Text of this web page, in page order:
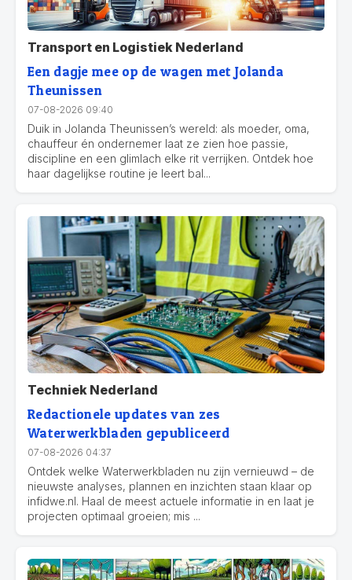
Transport en Logistiek Nederland
Een dagje mee op de wagen met Jolanda
Theunissen
07-08-2026 09:40
Duik in Jolanda Theunissen’s wereld: als moeder, oma,
chauffeur én ondernemer laat ze zien hoe passie,
discipline en een glimlach elke rit verrijken. Ontdek hoe
haar dagelijkse routine je leert bal...
Techniek Nederland
Redactionele updates van zes
Waterwerkbladen gepubliceerd
07-08-2026 04:37
Ontdek welke Waterwerkbladen nu zijn vernieuwd – de
nieuwste analyses, plannen en inzichten staan klaar op
infidwe.nl. Haal de meest actuele informatie in en laat je
projecten optimaal groeien; mis ...